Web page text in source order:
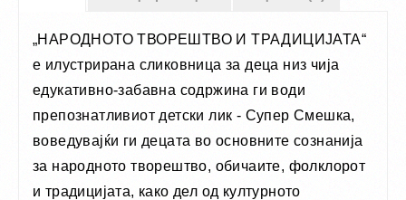
„НАРОДНОТО ТВОРЕШТВО И ТРАДИЦИЈАТА“
е илустрирана сликовница за деца низ чија
едукативнo-забавна содржина ги води
препознатливиот детски лик - Супер Смешка,
воведувајќи ги децата во основните сознанија
за народното творештво, обичаите, фолклорот
и традицијата, како дел од културното